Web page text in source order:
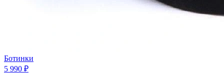
Ботинки
5 990 ₽